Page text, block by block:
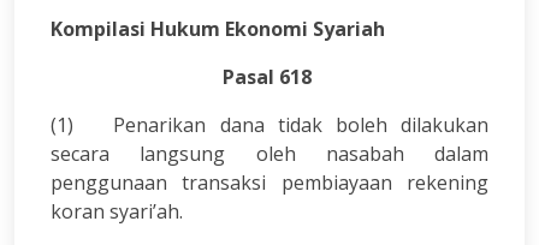
Kompilasi Hukum Ekonomi Syariah
Pasal 618
(1) Penarikan dana tidak boleh dilakukan
secara langsung oleh nasabah dalam
penggunaan transaksi pembiayaan rekening
koran syari’ah.